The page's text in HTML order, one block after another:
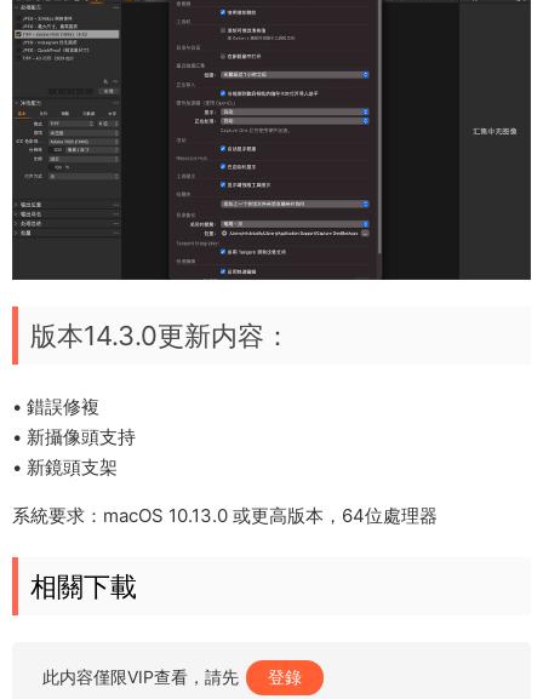
版本14.3.0更新内容：
• 錯誤修複
• 新攝像頭支持
• 新鏡頭支架
系統要求：macOS 10.13.0 或更高版本，64位處理器
相關下載
此内容僅限VIP查看，請先 登錄